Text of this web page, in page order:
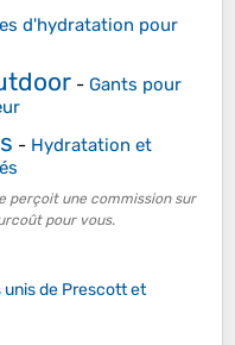
d'hydratation pour
- Gants pour
- Hydratation et
perçoit une commission sur
pour vous.
unis de Prescott et